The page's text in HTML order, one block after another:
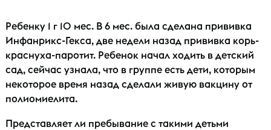
Ребенку 1 г 10 мес. В 6 мес. была сделана прививка
Инфанрикс-Гекса, две недели назад прививка корь-
краснуха-паротит. Ребенок начал ходить в детский
сад, сейчас узнала, что в группе есть дети, которым
некоторое время назад сделали живую вакцину от
полиомиелита.
Представляет ли пребывание с такими детьми